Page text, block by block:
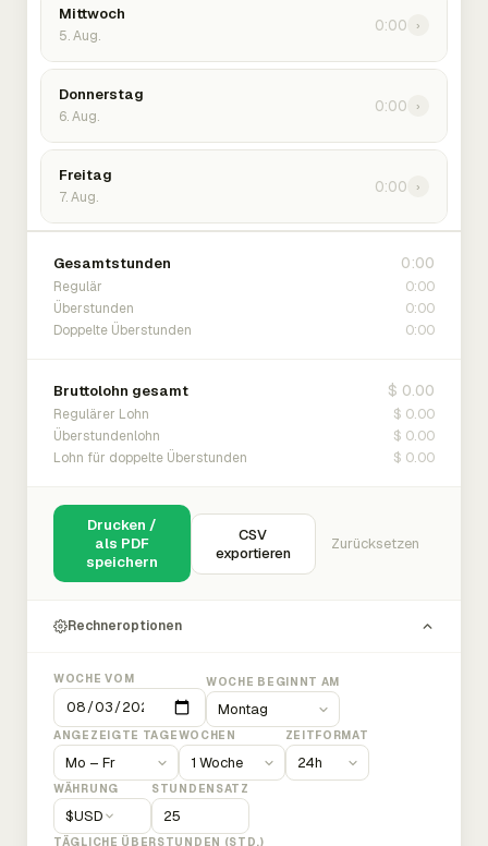
Mittwoch
5. Aug.
0:00 ›
Donnerstag
6. Aug.
0:00 ›
Freitag
7. Aug.
0:00 ›
Gesamtstunden 0:00
Regulär 0:00
Überstunden 0:00
Doppelte Überstunden 0:00
Bruttolohn gesamt $ 0.00
Regulärer Lohn $ 0.00
Überstundenlohn $ 0.00
Lohn für doppelte Überstunden $ 0.00
Drucken /
als PDF
speichern
CSV
exportieren
Zurücksetzen
Rechneroptionen
WOCHE VOM WOCHE BEGINNT AM
ANGEZEIGTE TAGEWOCHEN ZEITFORMAT
WÄHRUNG
$USD
STUNDENSATZ
TÄGLICHE ÜBERSTUNDEN (STD.)